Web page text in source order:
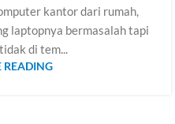
kantor dari rumah,
laptopnya bermasalah tapi
di tem...
READING